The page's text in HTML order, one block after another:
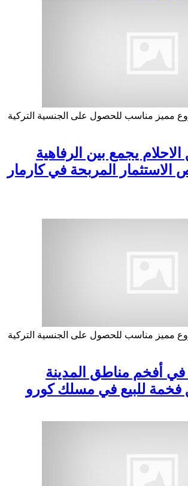
مميز مناسب للحصول على الجنسية التركية
يجمع بين الرفاهية
الاستثمار المربحة في كارمار
مميز مناسب للحصول على الجنسية التركية
أفخم مناطق المدينة
للبيع في مسلك كورو